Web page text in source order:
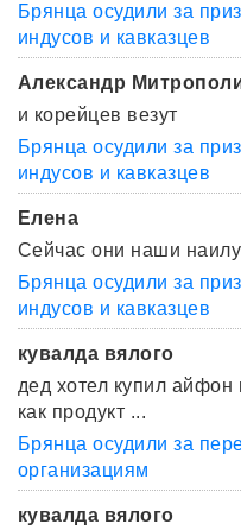
Брянца осудили за
индусов и кавказцев
Александр
и корейцев везут
Брянца осудили за
индусов и кавказцев
Елена
Сейчас они наши
Брянца осудили за
индусов и кавказцев
кувалда вялого
дед хотел купил айфон
как продукт ...
Брянца осудили за
организациям
кувалда вялого